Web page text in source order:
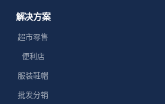
解决方案
超市零售
便利店
服装鞋帽
批发分销